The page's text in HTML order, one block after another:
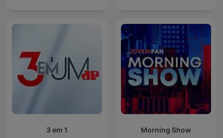
3 em 1 Morning Show